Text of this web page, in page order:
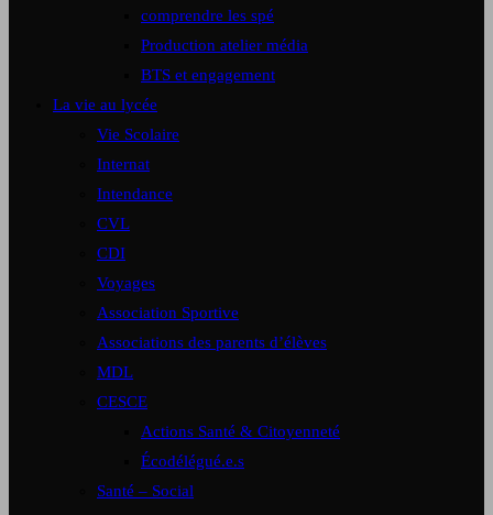
comprendre les spé
Production atelier média
BTS et engagement
La vie au lycée
Vie Scolaire
Internat
Intendance
CVL
CDI
Voyages
Association Sportive
Associations des parents d’élèves
MDL
CESCE
Actions Santé & Citoyenneté
Écodélégué.e.s
Santé – Social